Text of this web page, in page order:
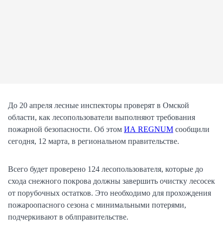
До 20 апреля лесные инспекторы проверят в Омской
области, как лесопользователи выполняют требования
пожарной безопасности. Об этом ИА REGNUM сообщили
сегодня, 12 марта, в региональном правительстве.
Всего будет проверено 124 лесопользователя, которые до
схода снежного покрова должны завершить очистку лесосек
от порубочных остатков. Это необходимо для прохождения
пожароопасного сезона с минимальными потерями,
подчеркивают в облправительстве.